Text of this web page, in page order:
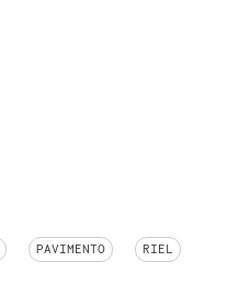
PAVIMENTO RIEL